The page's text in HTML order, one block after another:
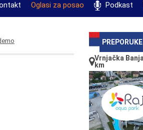
Oglasi za posao Podkast
Vrnjačka
km